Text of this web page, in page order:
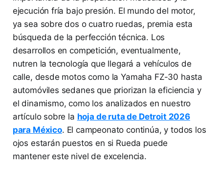
ejecución fría bajo presión. El mundo del motor,
ya sea sobre dos o cuatro ruedas, premia esta
búsqueda de la perfección técnica. Los
desarrollos en competición, eventualmente,
nutren la tecnología que llegará a vehículos de
calle, desde motos como la Yamaha FZ-30 hasta
automóviles sedanes que priorizan la eficiencia y
el dinamismo, como los analizados en nuestro
artículo sobre la hoja de ruta de Detroit 2026
para México. El campeonato continúa, y todos los
ojos estarán puestos en si Rueda puede
mantener este nivel de excelencia.